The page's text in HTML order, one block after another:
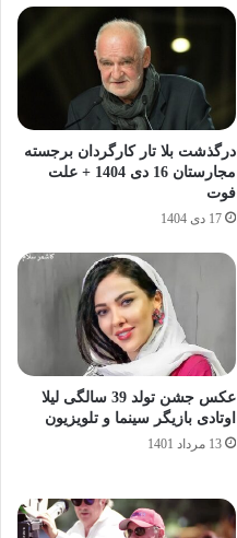
درگذشت بلا تار کارگردان برجسته
مجارستان 16 دی 1404 + علت
فوت
17 دی 1404
عکس جشن تولد 39 سالگی لیلا
اوتادی بازیگر سینما و تلویزیون
13 مرداد 1401